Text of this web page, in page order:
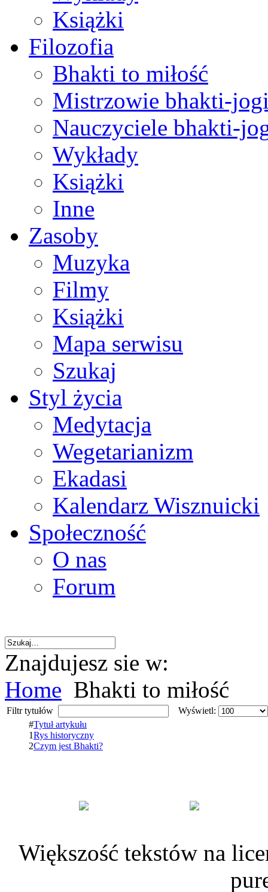
Książki
Filozofia
Bhakti to miłość
Mistrzowie bhakti-
Nauczyciele bhakti-
Wykłady
Książki
Inne
Zasoby
Muzyka
Filmy
Książki
Mapa serwisu
Szukaj
Styl życia
Medytacja
Wegetarianizm
Ekadasi
Kalendarz Wisznuicki
Społeczność
O nas
Forum
Znajdujesz sie w:
Home Bhakti to miłość
Filtr tytułów
Wyświetl:
#Tytuł artykułu
1Rys historyczny
2Czym jest Bhakti?
Większość tekstów na